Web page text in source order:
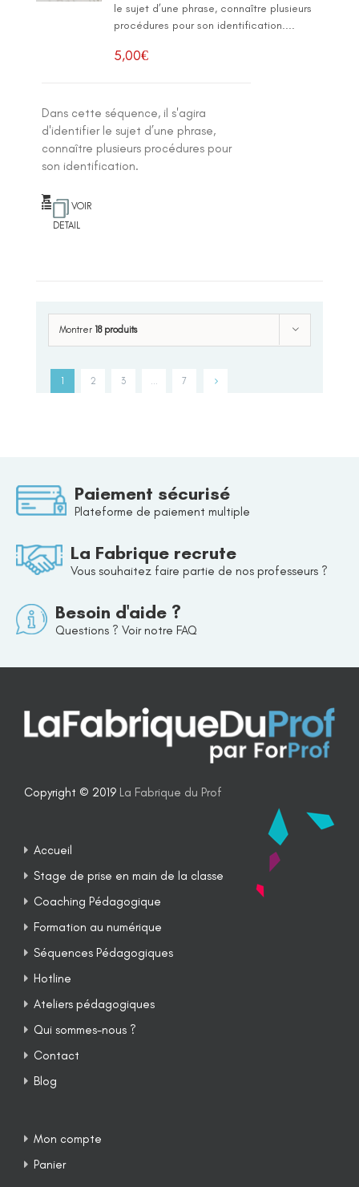
le sujet d’une phrase, connaître plusieurs
procédures pour son identification....
5,00€
Dans cette séquence, il s'agira
d'identifier le sujet d’une phrase,
connaître plusieurs procédures pour
son identification.
VOIR
DETAIL
Montrer 18 produits
1 2 3 7
Paiement sécurisé
Plateforme de paiement multiple
La Fabrique recrute
Vous souhaitez faire partie de nos professeurs ?
Besoin d'aide ?
Questions ? Voir notre FAQ
Copyright © 2019 La Fabrique du Prof
Accueil
Stage de prise en main de la classe
Coaching Pédagogique
Formation au numérique
Séquences Pédagogiques
Hotline
Ateliers pédagogiques
Qui sommes-nous ?
Contact
Blog
Mon compte
Panier